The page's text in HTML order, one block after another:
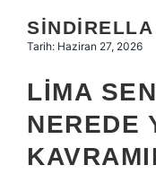
Tarih: Haziran 27, 2026
LIMA
NEREDE